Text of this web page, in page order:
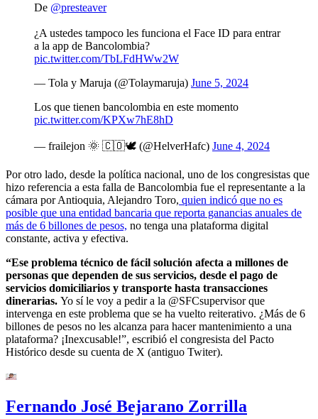
De @presteaver
¿A ustedes tampoco les funciona el Face ID para entrar
a la app de Bancolombia?
pic.twitter.com/TbLFdHWw2W
— Tola y Maruja (@Tolaymaruja) June 5, 2024
Los que tienen bancolombia en este momento
pic.twitter.com/KPXw7hE8hD
— frailejon 🌞 🇨🇴🕊 (@HelverHafc) June 4, 2024
Por otro lado, desde la política nacional, uno de los congresistas que
hizo referencia a esta falla de Bancolombia fue el representante a la
cámara por Antioquia, Alejandro Toro, quien indicó que no es
posible que una entidad bancaria que reporta ganancias anuales de
más de 6 billones de pesos, no tenga una plataforma digital
constante, activa y efectiva.
“Ese problema técnico de fácil solución afecta a millones de
personas que dependen de sus servicios, desde el pago de
servicios domiciliarios y transporte hasta transacciones
dinerarias. Yo sí le voy a pedir a la @SFCsupervisor que
intervenga en este problema que se ha vuelto reiterativo. ¿Más de 6
billones de pesos no les alcanza para hacer mantenimiento a una
plataforma? ¡Inexcusable!”, escribió el congresista del Pacto
Histórico desde su cuenta de X (antiguo Twiter).
Fernando José Bejarano Zorrilla